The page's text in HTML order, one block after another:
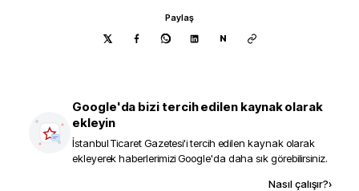
Paylaş
N
Google'da bizi tercih edilen kaynak olarak
ekleyin
İstanbul Ticaret Gazetesi'i tercih edilen kaynak olarak
ekleyerek haberlerimizi Google'da daha sık görebilirsiniz.
Nasıl çalışır?›